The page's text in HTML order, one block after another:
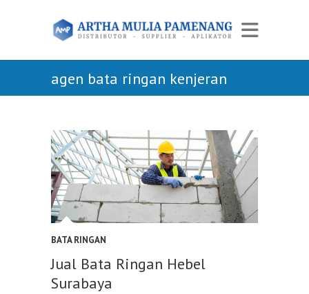
agen bata ringan kenjeran
BATA RINGAN
Jual Bata Ringan Hebel
Surabaya